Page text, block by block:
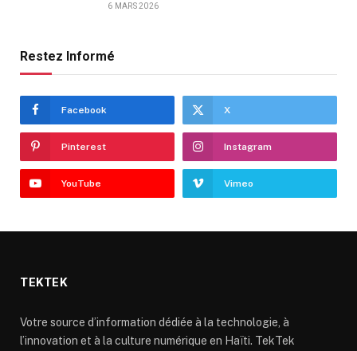
6 MARS 2026
Restez Informé
Facebook X
Pinterest Instagram
YouTube Vimeo
TEKTEK
Votre source d’information dédiée à la technologie, à
l’innovation et à la culture numérique en Haïti. TekTek